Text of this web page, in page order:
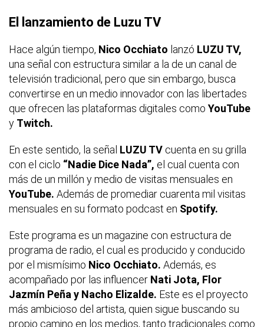
El lanzamiento de Luzu TV
Hace algún tiempo, Nico Occhiato lanzó LUZU TV,
una señal con estructura similar a la de un canal de
televisión tradicional, pero que sin embargo, busca
convertirse en un medio innovador con las libertades
que ofrecen las plataformas digitales como YouTube
y Twitch.
En este sentido, la señal LUZU TV cuenta en su grilla
con el ciclo “Nadie Dice Nada”, el cual cuenta con
más de un millón y medio de visitas mensuales en
YouTube. Además de promediar cuarenta mil visitas
mensuales en su formato podcast en Spotify.
Este programa es un magazine con estructura de
programa de radio, el cual es producido y conducido
por el mismísimo Nico Occhiato. Además, es
acompañado por las influencer Nati Jota, Flor
Jazmín Peña y Nacho Elizalde. Este es el proyecto
más ambicioso del artista, quien sigue buscando su
propio camino en los medios, tanto tradicionales como